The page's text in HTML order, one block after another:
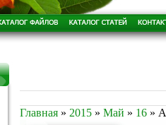
Главная » 2015 » Май » 16 »